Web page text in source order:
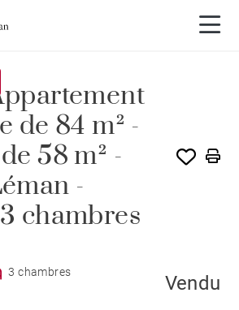
de 84 m² -
58 m² -
-
chambres
3 chambres
Vendu